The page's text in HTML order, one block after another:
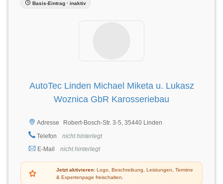
Basis-Eintrag · inaktiv
AutoTec Linden Michael Miketa u. Lukasz
Woznica GbR Karosseriebau
Adresse
Robert-Bosch-Str. 3-5, 35440 Linden
Telefon
nicht hinterlegt
E-Mail
nicht hinterlegt
Jetzt aktivieren: Logo, Beschreibung, Leistungen, Termine
& Expertenpage freischalten.